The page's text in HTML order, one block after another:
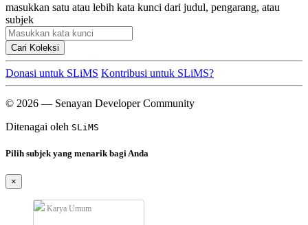
masukkan satu atau lebih kata kunci dari judul, pengarang, atau
subjek
Cari Koleksi
Donasi untuk SLiMS Kontribusi untuk SLiMS?
© 2026 — Senayan Developer Community
Ditenagai oleh SLiMS
Pilih subjek yang menarik bagi Anda
×
Karya Umum